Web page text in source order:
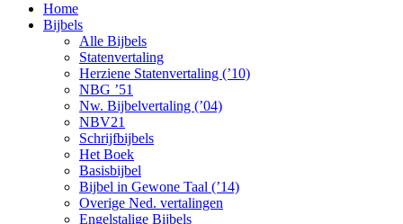
Home
Bijbels
Alle Bijbels
Statenvertaling
Herziene Statenvertaling (’10)
NBG ’51
Nw. Bijbelvertaling (’04)
NBV21
Schrijfbijbels
Het Boek
Basisbijbel
Bijbel in Gewone Taal (’14)
Overige Ned. vertalingen
Engelstalige Bijbels